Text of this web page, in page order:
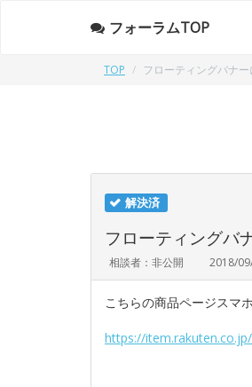
フォーラムTOP
TOP フローティングバナー
解決済
フローティングバ
相談者：非公開 2018/
こちらの商品ページスマ
https://